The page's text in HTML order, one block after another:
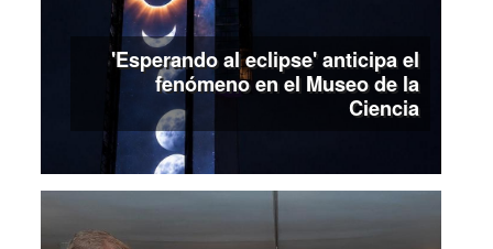
'Esperando al eclipse' anticipa el
fenómeno en el Museo de la
Ciencia